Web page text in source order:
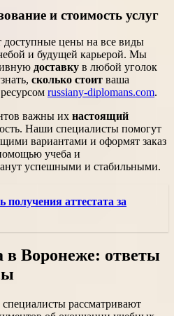
и стоимость услуг
доступные цены на все виды
и будущей карьерой. Мы
доставку в любой уголок
сколько стоит ваша
russiany-diplomans.com.
важны их настоящий
Наши специалисты помогут
вариантами и оформят заказ
учеба и
успешными и стабильными.
получения аттестата за
Воронеже: ответы
рассматривают